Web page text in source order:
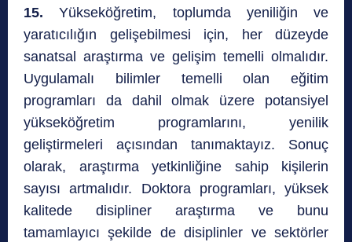
15.
Yükseköğretim, toplumda yeniliğin ve
yaratıcılığın gelişebilmesi için, her düzeyde
sanatsal araştırma ve gelişim temelli olmalıdır.
Uygulamalı bilimler temelli olan eğitim
programları da dahil olmak üzere potansiyel
yükseköğretim programlarını, yenilik
geliştirmeleri açısından tanımaktayız. Sonuç
olarak, araştırma yetkinliğine sahip kişilerin
sayısı artmalıdır. Doktora programları, yüksek
kalitede disipliner araştırma ve bunu
tamamlayıcı şekilde de disiplinler ve sektörler